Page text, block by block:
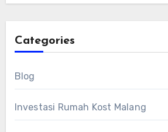
Categories
Blog
Investasi Rumah Kost Malang